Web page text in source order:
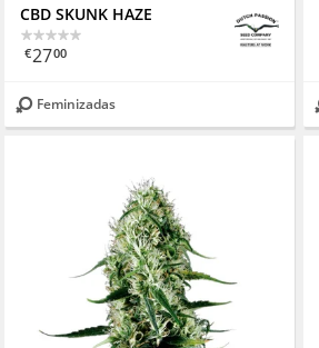
CBD SKUNK HAZE
€2700
Feminizadas